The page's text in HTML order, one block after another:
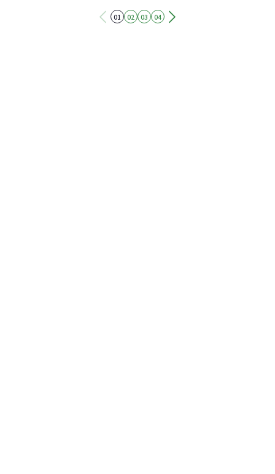
不會特別注意自己體重，若想控制體重，除應控制飲食
01 02 03 04